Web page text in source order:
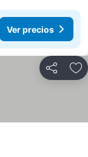
Ver precios
Compartir